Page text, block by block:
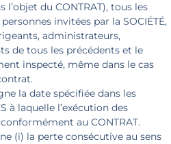
du CONTRAT), tous les
invitées par la SOCIÉTÉ,
administrateurs,
de tous les précédents et le
inspecté, même dans le cas
la date spécifiée dans les
à laquelle l’exécution des
au CONTRAT.
(i) la perte consécutive au sens